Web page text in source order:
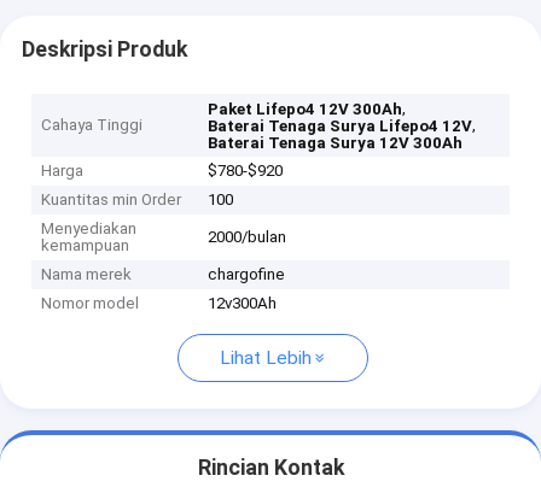
Deskripsi Produk
Cahaya Tinggi
Paket Lifepo4 12V 300Ah,
Baterai Tenaga Surya Lifepo4 12V,
Baterai Tenaga Surya 12V 300Ah
Harga
$780-$920
Kuantitas min Order
100
Menyediakan
kemampuan
2000/bulan
Nama merek
chargofine
Nomor model
12v300Ah
Lihat Lebih
Rincian Kontak